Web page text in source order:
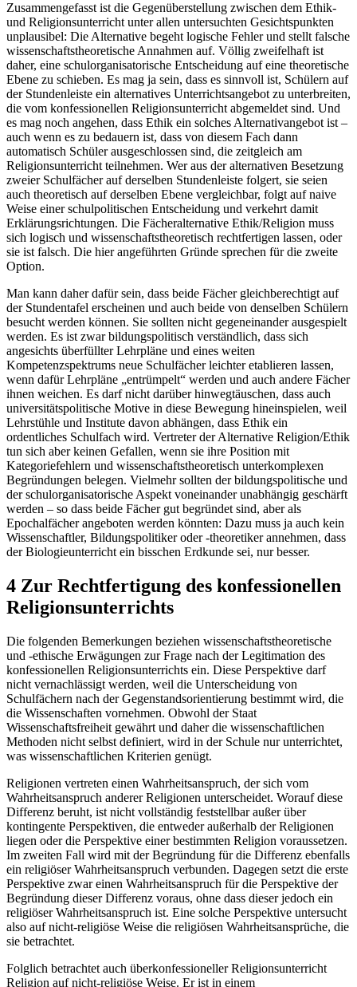
Zusammengefasst ist die Gegenüberstellung zwischen dem Ethik-
und Religionsunterricht unter allen untersuchten Gesichtspunkten
unplausibel: Die Alternative begeht logische Fehler und stellt falsche
wissenschaftstheoretische Annahmen auf. Völlig zweifelhaft ist
daher, eine schulorganisatorische Entscheidung auf eine theoretische
Ebene zu schieben. Es mag ja sein, dass es sinnvoll ist, Schülern auf
der Stundenleiste ein alternatives Unterrichtsangebot zu unterbreiten,
die vom konfessionellen Religionsunterricht abgemeldet sind. Und
es mag noch angehen, dass Ethik ein solches Alternativangebot ist –
auch wenn es zu bedauern ist, dass von diesem Fach dann
automatisch Schüler ausgeschlossen sind, die zeitgleich am
Religionsunterricht teilnehmen. Wer aus der alternativen Besetzung
zweier Schulfächer auf derselben Stundenleiste folgert, sie seien
auch theoretisch auf derselben Ebene vergleichbar, folgt auf naive
Weise einer schulpolitischen Entscheidung und verkehrt damit
Erklärungsrichtungen. Die Fächeralternative Ethik/Religion muss
sich logisch und wissenschaftstheoretisch rechtfertigen lassen, oder
sie ist falsch. Die hier angeführten Gründe sprechen für die zweite
Option.
Man kann daher dafür sein, dass beide Fächer gleichberechtigt auf
der Stundentafel erscheinen und auch beide von denselben Schülern
besucht werden können. Sie sollten nicht gegeneinander ausgespielt
werden. Es ist zwar bildungspolitisch verständlich, dass sich
angesichts überfüllter Lehrpläne und eines weiten
Kompetenzspektrums neue Schulfächer leichter etablieren lassen,
wenn dafür Lehrpläne „entrümpelt“ werden und auch andere Fächer
ihnen weichen. Es darf nicht darüber hinwegtäuschen, dass auch
universitätspolitische Motive in diese Bewegung hineinspielen, weil
Lehrstühle und Institute davon abhängen, dass Ethik ein
ordentliches Schulfach wird. Vertreter der Alternative Religion/Ethik
tun sich aber keinen Gefallen, wenn sie ihre Position mit
Kategoriefehlern und wissenschaftstheoretisch unterkomplexen
Begründungen belegen. Vielmehr sollten der bildungspolitische und
der schulorganisatorische Aspekt voneinander unabhängig geschärft
werden – so dass beide Fächer gut begründet sind, aber als
Epochalfächer angeboten werden könnten: Dazu muss ja auch kein
Wissenschaftler, Bildungspolitiker oder -theoretiker annehmen, dass
der Biologieunterricht ein bisschen Erdkunde sei, nur besser.
4 Zur Rechtfertigung des konfessionellen
Religionsunterrichts
Die folgenden Bemerkungen beziehen wissenschaftstheoretische
und -ethische Erwägungen zur Frage nach der Legitimation des
konfessionellen Religionsunterrichts ein. Diese Perspektive darf
nicht vernachlässigt werden, weil die Unterscheidung von
Schulfächern nach der Gegenstandsorientierung bestimmt wird, die
die Wissenschaften vornehmen. Obwohl der Staat
Wissenschaftsfreiheit gewährt und daher die wissenschaftlichen
Methoden nicht selbst definiert, wird in der Schule nur unterrichtet,
was wissenschaftlichen Kriterien genügt.
Religionen vertreten einen Wahrheitsanspruch, der sich vom
Wahrheitsanspruch anderer Religionen unterscheidet. Worauf diese
Differenz beruht, ist nicht vollständig feststellbar außer über
kontingente Perspektiven, die entweder außerhalb der Religionen
liegen oder die Perspektive einer bestimmten Religion voraussetzen.
Im zweiten Fall wird mit der Begründung für die Differenz ebenfalls
ein religiöser Wahrheitsanspruch verbunden. Dagegen setzt die erste
Perspektive zwar einen Wahrheitsanspruch für die Perspektive der
Begründung dieser Differenz voraus, ohne dass dieser jedoch ein
religiöser Wahrheitsanspruch ist. Eine solche Perspektive untersucht
also auf nicht-religiöse Weise die religiösen Wahrheitsansprüche, die
sie betrachtet.
Folglich betrachtet auch überkonfessioneller Religionsunterricht
Religion auf nicht-religiöse Weise. Er ist in einem